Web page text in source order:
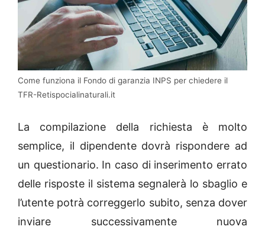
Come funziona il Fondo di garanzia INPS per chiedere il
TFR-Retispocialinaturali.it
La compilazione della richiesta è molto
semplice, il dipendente dovrà rispondere ad
un questionario. In caso di inserimento errato
delle risposte il sistema segnalerà lo sbaglio e
l’utente potrà correggerlo subito, senza dover
inviare successivamente nuova